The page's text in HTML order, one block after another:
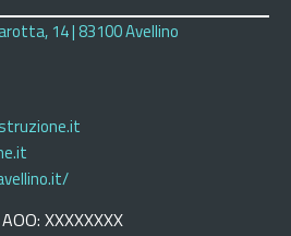
14 | 83100 Avellino
XXXXXXXX